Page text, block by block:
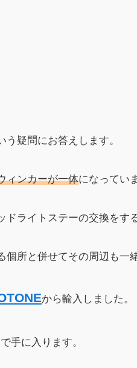
疑問にお答えします。
ィンカーが一体になってい
ドライトステーの交換をす
個所と併せてその周辺も一
から輸入しました。
手に入ります。